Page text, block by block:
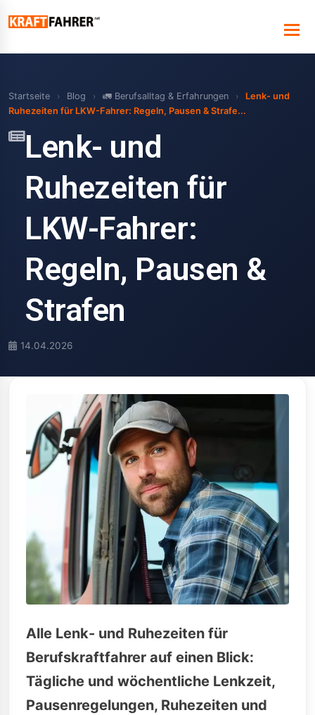
Startseite › Blog › 🚛 Berufsalltag & Erfahrungen ›
Lenk- und
Ruhezeiten für LKW-Fahrer: Regeln, Pausen & Strafe...
Lenk- und
Ruhezeiten für
LKW-Fahrer:
Regeln, Pausen &
Strafen
14.04.2026
Alle Lenk- und Ruhezeiten für
Berufskraftfahrer auf einen Blick:
Tägliche und wöchentliche Lenkzeit,
Pausenregelungen, Ruhezeiten und